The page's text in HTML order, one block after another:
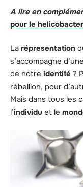
A lire en
pour le
La répresentation
s’accompagne
de notre identité ?
rébellion, pour
Mais dans tous les
l’individu et le